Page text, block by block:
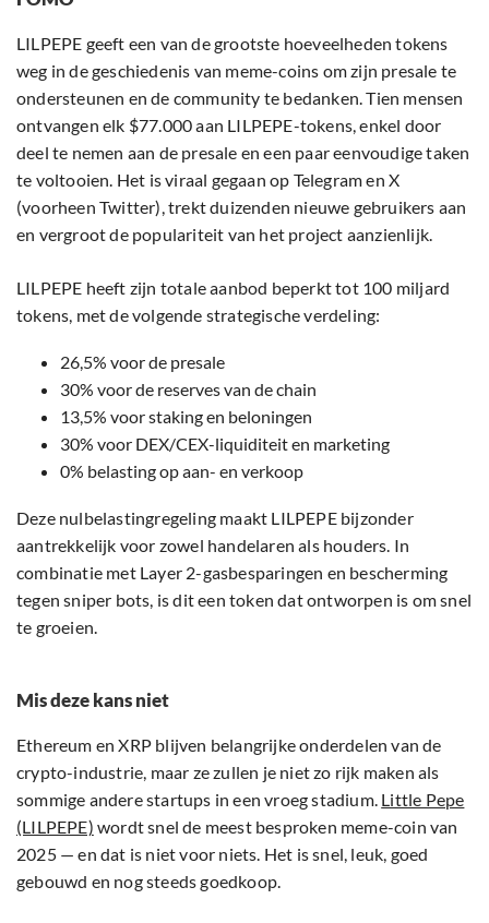
LILPEPE geeft een van de grootste hoeveelheden tokens
weg in de geschiedenis van meme-coins om zijn presale te
ondersteunen en de community te bedanken. Tien mensen
ontvangen elk $77.000 aan LILPEPE-tokens, enkel door
deel te nemen aan de presale en een paar eenvoudige taken
te voltooien. Het is viraal gegaan op Telegram en X
(voorheen Twitter), trekt duizenden nieuwe gebruikers aan
en vergroot de populariteit van het project aanzienlijk.
LILPEPE heeft zijn totale aanbod beperkt tot 100 miljard
tokens, met de volgende strategische verdeling:
26,5% voor de presale
30% voor de reserves van de chain
13,5% voor staking en beloningen
30% voor DEX/CEX-liquiditeit en marketing
0% belasting op aan- en verkoop
Deze nulbelastingregeling maakt LILPEPE bijzonder
aantrekkelijk voor zowel handelaren als houders. In
combinatie met Layer 2-gasbesparingen en bescherming
tegen sniper bots, is dit een token dat ontworpen is om snel
te groeien.
Mis deze kans niet
Ethereum en XRP blijven belangrijke onderdelen van de
crypto-industrie, maar ze zullen je niet zo rijk maken als
sommige andere startups in een vroeg stadium. Little Pepe
(LILPEPE) wordt snel de meest besproken meme-coin van
2025 — en dat is niet voor niets. Het is snel, leuk, goed
gebouwd en nog steeds goedkoop.